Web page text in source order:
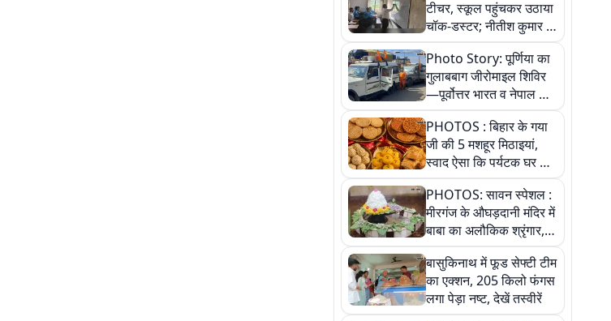
टीचर, स्कूल पहुंचकर उठाया
चॉक-डस्टर; नीतीश कुमार के
इस चहेते अधिकारी को
जानिए
Photo Story: पूर्णिया का
गुलाबबाग जीरोमाइल शिविर
—पूर्वोत्तर भारत व नेपाल के
कांवरियों का प्रमुख सेवा धाम
PHOTOS : बिहार के गया
जी की 5 मशहूर मिठाइयां,
स्वाद ऐसा कि पर्यटक घर ले
जाना नहीं भूलते, तस्वीरों में
देखें
PHOTOS: सावन स्पेशल :
मीरगंज के औघड़दानी मंदिर में
बाबा का अलौकिक श्रृंगार,
तस्वीरों में देखें महादेव के कई
मनमोहक स्वरूप
बासुकिनाथ में फूड सेफ्टी टीम
का एक्शन, 205 किलो फंगस
लगा पेड़ा नष्ट, देखें तस्वीरें